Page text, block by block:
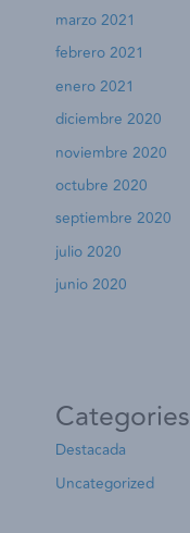
marzo 2021
febrero 2021
enero 2021
diciembre 2020
noviembre 2020
octubre 2020
septiembre 2020
julio 2020
junio 2020
Categories
Destacada
Uncategorized